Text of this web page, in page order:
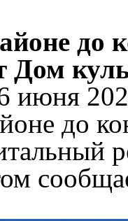
до
Дом
июня
до